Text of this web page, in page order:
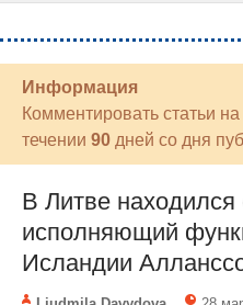
Информация
Комментировать статьи
течении 90 дней со дня
В Литве находился
исполняющий
Исландии